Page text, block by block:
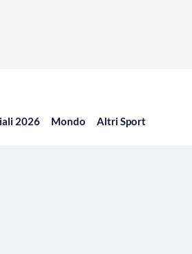
2026 Mondo Altri Sport